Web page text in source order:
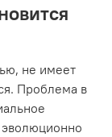
не имеет
Проблема в